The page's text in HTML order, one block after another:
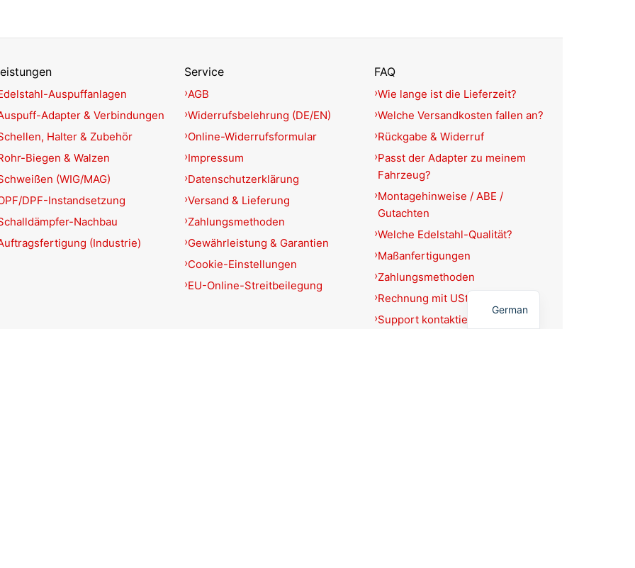
Auspuffanlagen
Adapter & Verbindungen
Halter & Zubehör
Biegen & Walzen
(WIG/MAG)
DPF-Instandsetzung
Nachbau
(Industrie)
Service
AGB
Widerrufsbelehrung (DE/EN)
Online-Widerrufsformular
Impressum
Datenschutzerklärung
Versand & Lieferung
Zahlungsmethoden
Gewährleistung & Garantien
Cookie-Einstellungen
EU-Online-Streitbeilegung
FAQ
Wie lange ist die Lieferzeit?
Welche Versandkosten fallen an?
Rückgabe & Widerruf
Passt der Adapter zu meinem
Fahrzeug?
Montagehinweise / ABE /
Gutachten
Welche Edelstahl-Qualität?
Maßanfertigungen
Zahlungsmethoden
Rechnung mit USt.-Ausweis?
Support kontaktieren
German